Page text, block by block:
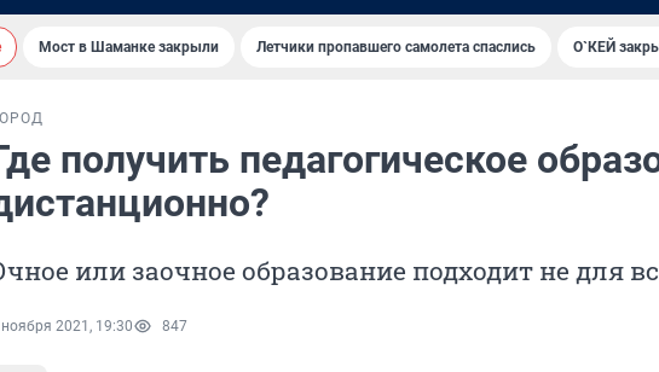
Мост в Шаманке закрыли Летчики пропавшего самолета спаслись О`КЕЙ
получить педагогическое
или заочное образование подходит не для
2021, 19:30 847